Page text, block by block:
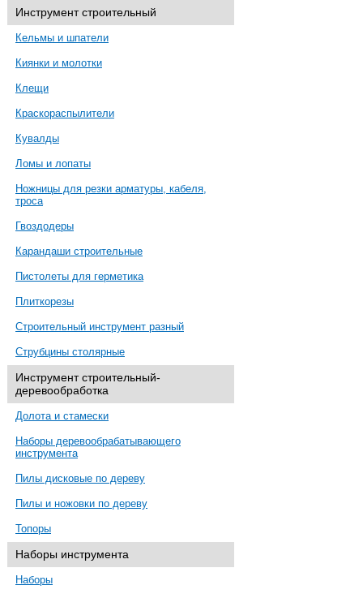
Инструмент строительный
Кельмы и шпатели
Киянки и молотки
Клещи
Краскораспылители
Кувалды
Ломы и лопаты
Ножницы для резки арматуры, кабеля,
троса
Гвоздодеры
Карандаши строительные
Пистолеты для герметика
Плиткорезы
Строительный инструмент разный
Струбцины столярные
Инструмент строительный-
деревообработка
Долота и стамески
Наборы деревообрабатывающего
инструмента
Пилы дисковые по дереву
Пилы и ножовки по дереву
Топоры
Наборы инструмента
Наборы